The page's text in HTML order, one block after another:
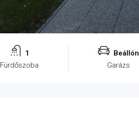
1
Fürdőszoba
Beállón
Garázs